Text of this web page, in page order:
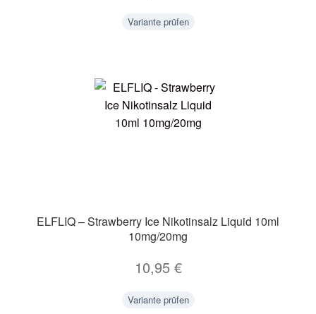
Variante prüfen
ELFLIQ – Strawberry Ice Nikotinsalz Liquid 10ml
10mg/20mg
10,95 €
Variante prüfen